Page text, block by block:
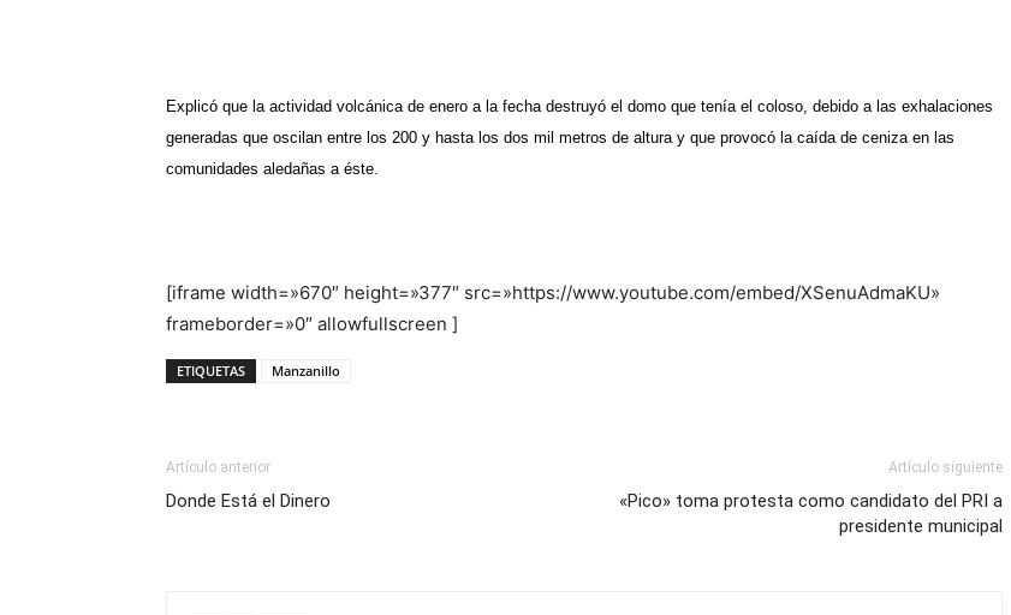
Explicó que la actividad volcánica de enero a la fecha destruyó el domo que tenía el coloso, debido a las exhalaciones
generadas que oscilan entre los 200 y hasta los dos mil metros de altura y que provocó la caída de ceniza en las
comunidades aledañas a éste.
[iframe width=»670″ height=»377″ src=»https://www.youtube.com/embed/XSenuAdmaKU»
frameborder=»0″ allowfullscreen ]
ETIQUETAS Manzanillo
Artículo anterior
Donde Está el Dinero
Artículo siguiente
«Pico» toma protesta como candidato del PRI a
presidente municipal